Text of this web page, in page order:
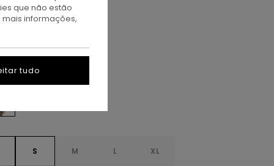
PROMO 10% EXTRA
Milk
S M L XL
que não estão
informações,
tudo